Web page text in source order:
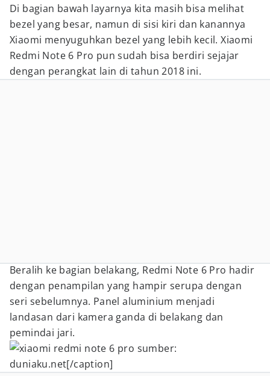
Di bagian bawah layarnya kita masih bisa melihat
bezel yang besar, namun di sisi kiri dan kanannya
Xiaomi menyuguhkan bezel yang lebih kecil. Xiaomi
Redmi Note 6 Pro pun sudah bisa berdiri sejajar
dengan perangkat lain di tahun 2018 ini.
Beralih ke bagian belakang, Redmi Note 6 Pro hadir
dengan penampilan yang hampir serupa dengan
seri sebelumnya. Panel aluminium menjadi
landasan dari kamera ganda di belakang dan
pemindai jari.
sumber:
duniaku.net[/caption]